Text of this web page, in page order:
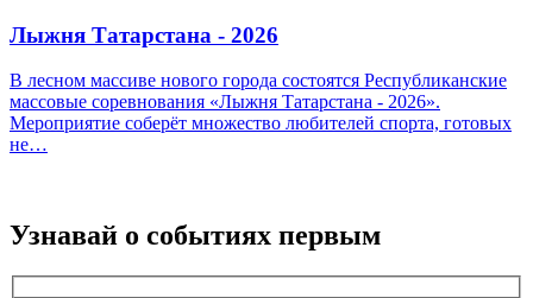
Лыжня Татарстана - 2026
В лесном массиве нового города состоятся Республиканские
массовые соревнования «Лыжня Татарстана - 2026».
Мероприятие соберёт множество любителей спорта, готовых
не…
Узнавай о событиях первым